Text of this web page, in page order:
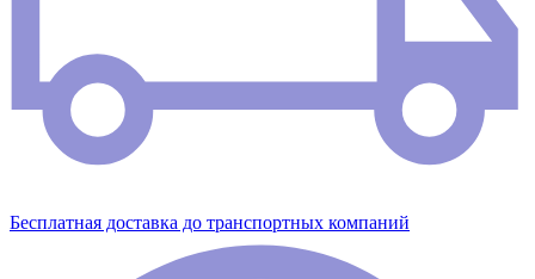
Бесплатная доставка до транспортных компаний